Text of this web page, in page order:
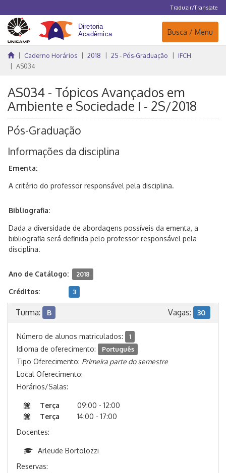
Traduzir/Translate
Navegação
Busca / Menu
Caderno Horários 2018 2S - Pós-Graduação
IFCH
AS034
AS034 - Tópicos Avançados em
Ambiente e Sociedade I - 2S/2018
Pós-Graduação
Informações da disciplina
Ementa:
A critério do professor responsável pela disciplina.
Bibliografia:
Dada a diversidade de abordagens possíveis da ementa, a
bibliografia será definida pelo professor responsável pela
disciplina.
Ano de Catálogo: 2018
Créditos: 3
Turma: B Vagas: 30
Número de alunos matriculados: 1
Idioma de oferecimento: Português
Tipo Oferecimento: Primeira parte do semestre
Local Oferecimento:
Horários/Salas:
Terça
09:00 - 12:00
Terça
14:00 - 17:00
Docentes:
Arleude Bortolozzi
Reservas: